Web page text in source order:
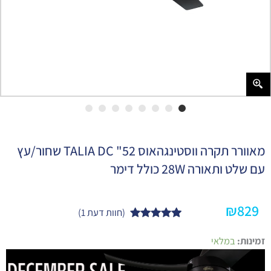
מאוורר תקרה ווסטינגהאוס 52" TALIA DC שחור/עץ
עם שלט ותאורה 28W כולל דימר
₪829
לקוחות
(חוות דעת1
)
זמינות: במלאיכמות
של
מאוורר
תקרה